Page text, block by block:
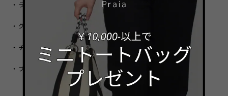
・ライトグレー
・グリーン
・チャコール
・ブラック